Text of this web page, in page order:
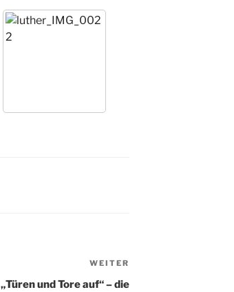
Beitrag
WEITER
„Türen und Tore auf“ – die